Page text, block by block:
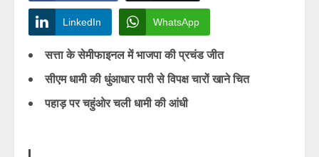
LinkedIn WhatsApp
सत्ता के सेमीफाइनल में भाजपा की प्रचंड जीत
सीएम धामी की धुंआधार पारी से विपक्ष चारों खाने चित
पहाड़ पर चहुंओर चली धामी की आंधी